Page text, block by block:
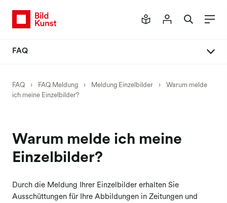
FAQ
Neues Mitgliederportal
Meldung Buch
Meldung Einzelbilder
Meldung Werkpräsentationen
FAQ › FAQ Meldung › Meldung Einzelbilder ›
Warum melde
ich meine Einzelbilder?
Warum melde ich meine
Einzelbilder?
Durch die Meldung Ihrer Einzelbilder erhalten Sie
Ausschüttungen für Ihre Abbildungen in Zeitungen und